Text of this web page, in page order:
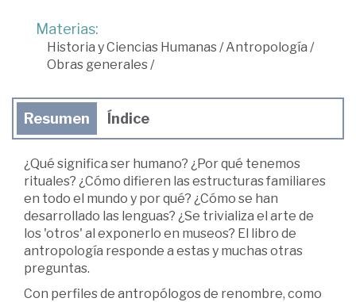
Materias:
Historia y Ciencias Humanas /Antropología /
Obras generales /
Resumen Índice
¿Qué significa ser humano? ¿Por qué tenemos
rituales? ¿Cómo difieren las estructuras familiares
en todo el mundo y por qué? ¿Cómo se han
desarrollado las lenguas? ¿Se trivializa el arte de
los 'otros' al exponerlo en museos? El libro de
antropología responde a estas y muchas otras
preguntas.
Con perfiles de antropólogos de renombre, como